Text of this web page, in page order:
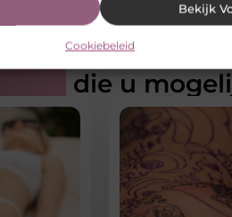
Bekijk
Cookiebeleid
die u